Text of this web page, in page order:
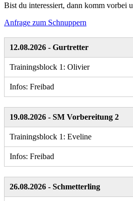
Bist du interessiert, dann komm vorbei
Anfrage zum Schnuppern
12.08.2026 - Gurtretter
Trainingsblock 1: Olivier
Infos: Freibad
19.08.2026 - SM Vorbereitung 2
Trainingsblock 1: Eveline
Infos: Freibad
26.08.2026 - Schmetterling